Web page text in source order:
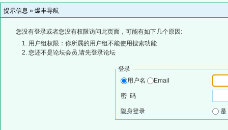
提示信息 » 爆丰导航
您没有登录或者您没有权限访问此页面，可能有如下几个原因:
用户组权限：你所属的用户组不能使用搜索功能
您还不是论坛会员,请先登录论坛
登录
用户名
Email
密 码
隐身登录